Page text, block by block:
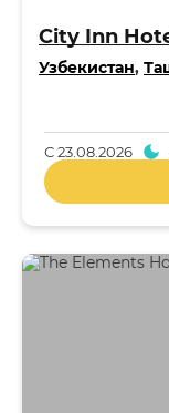
City Inn
Узбекистан,
С23.08.2026